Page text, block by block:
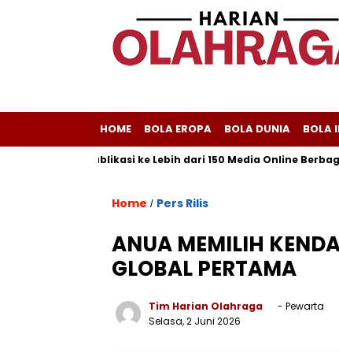
HOME BOLA EROPA BOLA DUNIA BOLA
Publikasi ke Lebih dari 150 Media Online Berbagai
Home / Pers Rilis
ANUA MEMILIH
GLOBAL PERTAMA
Tim Harian Olahraga
- Pewarta
Selasa, 2 Juni 2026